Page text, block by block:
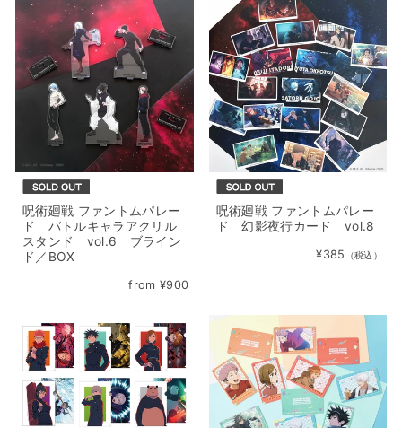
呪術廻戦 ファントムパレー
ド バトルキャラアクリル
スタンド vol.6 ブライン
ド／BOX
from ¥900
呪術廻戦 ファントムパレー
ド 幻影夜行カード vol.8
¥385 （税込）